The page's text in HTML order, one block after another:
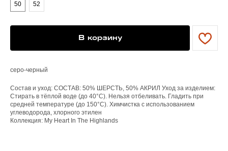
50
52
В корзину
серо-черный
Состав и уход: СОСТАВ: 50% ШЕРСТЬ, 50% АКРИЛ Уход за изделием:
Стирать в тёплой воде (до 40°C). Нельзя отбеливать. Гладить при
средней температуре (до 150°C). Химчистка с использованием
углеводорода, хлорного этилен
Коллекция: My Heart In The Highlands
Контакты
ОРГАНИЗАЦИЯ
Договор оферты
Политика конфиденциальности